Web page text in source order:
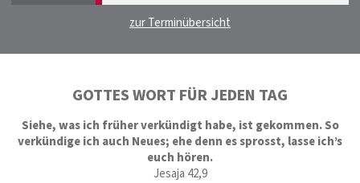
zur Terminübersicht
GOTTES WORT FÜR JEDEN TAG
Siehe, was ich früher verkündigt habe, ist gekommen. So
verkündige ich auch Neues; ehe denn es sprosst, lasse ich’s
euch hören.
Jesaja 42,9